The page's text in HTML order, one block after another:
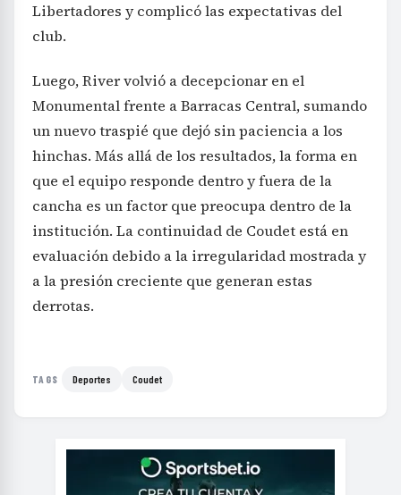
Libertadores y complicó las expectativas del
club.
Luego, River volvió a decepcionar en el
Monumental frente a Barracas Central, sumando
un nuevo traspié que dejó sin paciencia a los
hinchas. Más allá de los resultados, la forma en
que el equipo responde dentro y fuera de la
cancha es un factor que preocupa dentro de la
institución. La continuidad de Coudet está en
evaluación debido a la irregularidad mostrada y
a la presión creciente que generan estas
derrotas.
TAGS Deportes Coudet